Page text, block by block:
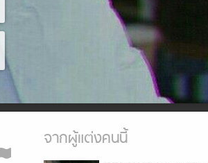
จากผู้แต่งคนนี้